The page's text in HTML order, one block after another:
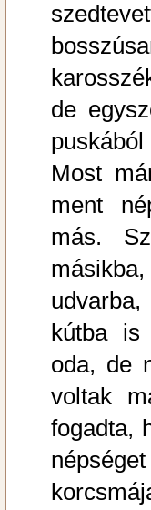
de
puskából
Most
ment
más.
kútba is
oda, de
voltak
fogadta,